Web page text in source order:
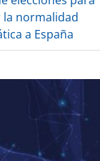
la normalidad
a España